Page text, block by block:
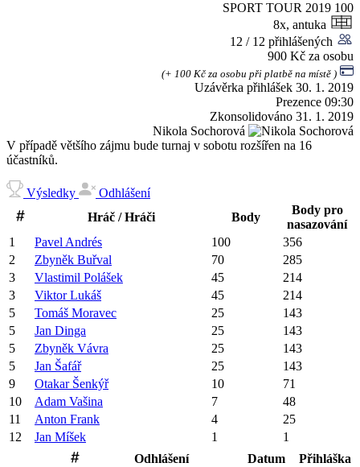
SPORT TOUR 2019 100
8x, antuka
12 / 12 přihlášených
900 Kč za osobu
(+ 100 Kč za osobu při platbě na místě )
Uzávěrka přihlášek 30. 1. 2019
Prezence 09:30
Zkonsolidováno 31. 1. 2019
Nikola Sochorová
V případě většího zájmu bude turnaj v sobotu rozšířen na 16
účastníků.
Výsledky
Odhlášení
Hráč / Hráči
Body
Body pro
nasazování
1
Pavel Andrés 100
356
2
Zbyněk Buřval 70
285
3
Vlastimil Polášek 45
214
3
Viktor Lukáš 45
214
5
Tomáš Moravec 25
143
5
Jan Dinga 25
143
5
Zbyněk Vávra 25
143
5
Jan Šafář 25
143
9
Otakar Šenkýř 10
71
10
Adam Vašina 7
48
11
Anton Frank 4
25
12
Jan Míšek 1
1
Odhlášení
Datum
Přihláška